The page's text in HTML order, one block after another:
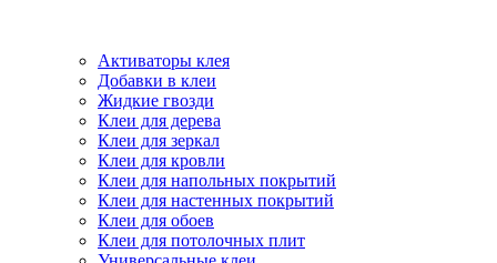
Активаторы клея
Добавки в клеи
Жидкие гвозди
Клеи для дерева
Клеи для зеркал
Клеи для кровли
Клеи для напольных покрытий
Клеи для настенных покрытий
Клеи для обоев
Клеи для потолочных плит